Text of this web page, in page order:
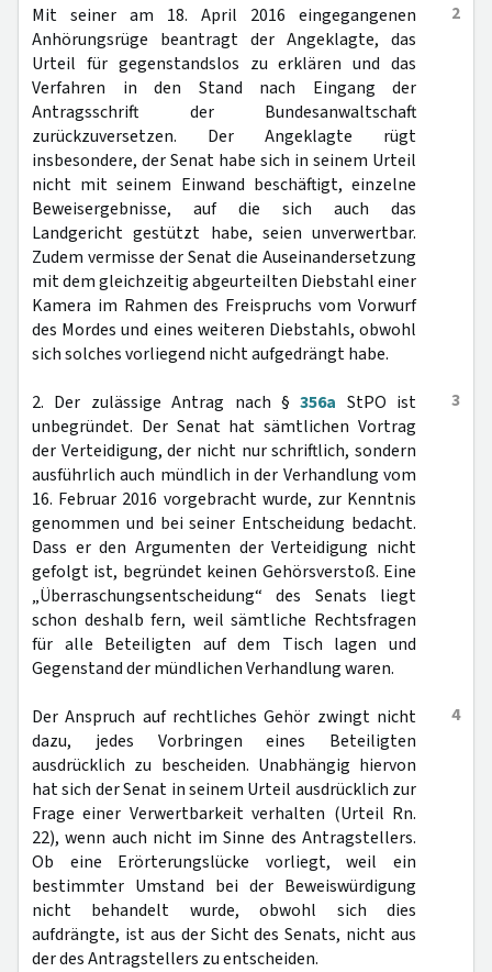
2
Mit seiner am 18. April 2016 eingegangenen
Anhörungsrüge beantragt der Angeklagte, das
Urteil für gegenstandslos zu erklären und das
Verfahren in den Stand nach Eingang der
Antragsschrift der Bundesanwaltschaft
zurückzuversetzen. Der Angeklagte rügt
insbesondere, der Senat habe sich in seinem Urteil
nicht mit seinem Einwand beschäftigt, einzelne
Beweisergebnisse, auf die sich auch das
Landgericht gestützt habe, seien unverwertbar.
Zudem vermisse der Senat die Auseinandersetzung
mit dem gleichzeitig abgeurteilten Diebstahl einer
Kamera im Rahmen des Freispruchs vom Vorwurf
des Mordes und eines weiteren Diebstahls, obwohl
sich solches vorliegend nicht aufgedrängt habe.
3
2. Der zulässige Antrag nach §356a StPO ist
unbegründet. Der Senat hat sämtlichen Vortrag
der Verteidigung, der nicht nur schriftlich, sondern
ausführlich auch mündlich in der Verhandlung vom
16. Februar 2016 vorgebracht wurde, zur Kenntnis
genommen und bei seiner Entscheidung bedacht.
Dass er den Argumenten der Verteidigung nicht
gefolgt ist, begründet keinen Gehörsverstoß. Eine
„Überraschungsentscheidung“ des Senats liegt
schon deshalb fern, weil sämtliche Rechtsfragen
für alle Beteiligten auf dem Tisch lagen und
Gegenstand der mündlichen Verhandlung waren.
4
Der Anspruch auf rechtliches Gehör zwingt nicht
dazu, jedes Vorbringen eines Beteiligten
ausdrücklich zu bescheiden. Unabhängig hiervon
hat sich der Senat in seinem Urteil ausdrücklich zur
Frage einer Verwertbarkeit verhalten (Urteil Rn.
22), wenn auch nicht im Sinne des Antragstellers.
Ob eine Erörterungslücke vorliegt, weil ein
bestimmter Umstand bei der Beweiswürdigung
nicht behandelt wurde, obwohl sich dies
aufdrängte, ist aus der Sicht des Senats, nicht aus
der des Antragstellers zu entscheiden.